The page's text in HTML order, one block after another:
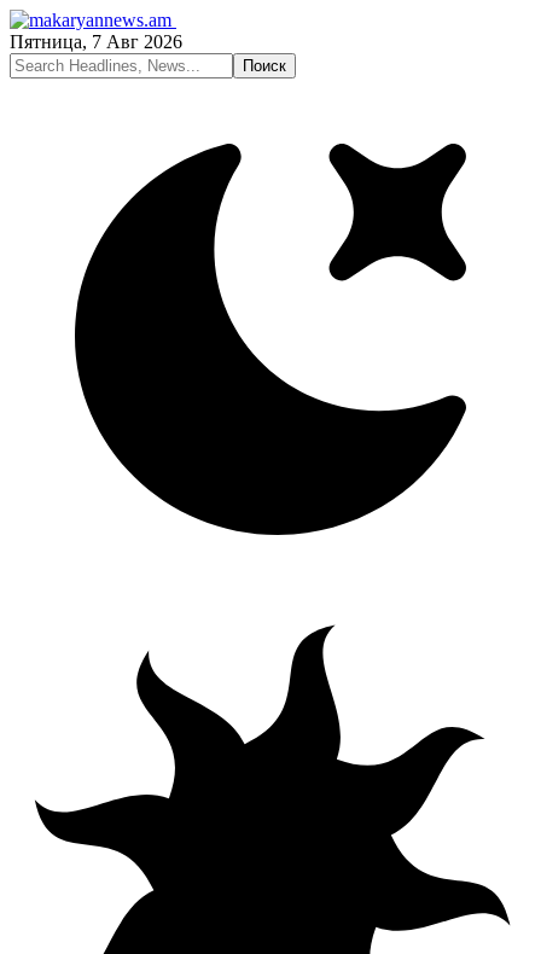
Пятница, 7 Авг 2026